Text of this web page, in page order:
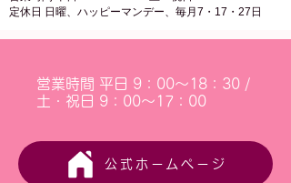
定休日 日曜、ハッピーマンデー、毎月7・17・27日
営業時間 平日 9：00～18：30 /
土・祝日 9：00～17：00
公式ホームページ